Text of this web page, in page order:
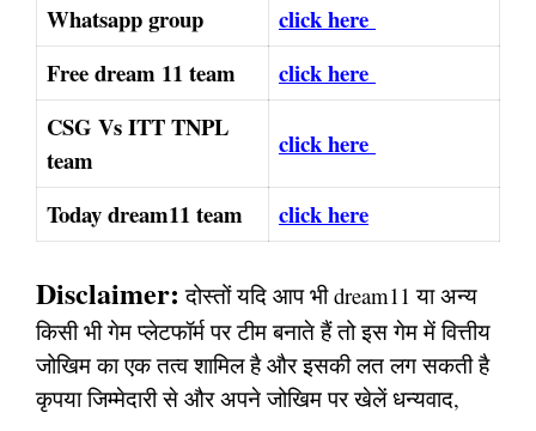
Whatsapp group
click here
Free dream 11 team
click here
CSG Vs ITT TNPL
team
click here
Today dream11 team click here
Disclaimer: दोस्तों यदि आप भी dream11 या अन्य
किसी भी गेम प्लेटफॉर्म पर टीम बनाते हैं तो इस गेम में वित्तीय
जोखिम का एक तत्व शामिल है और इसकी लत लग सकती है
कृपया जिम्मेदारी से और अपने जोखिम पर खेलें धन्यवाद,